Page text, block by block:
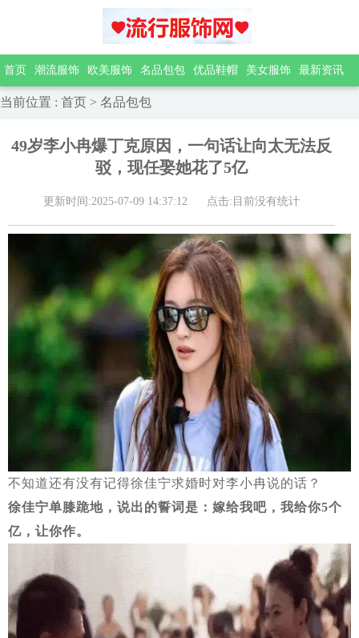
首页 潮流服饰 欧美服饰 名品包包 优品鞋帽 美女服饰 最新资讯
当前位置 : 首页 > 名品包包
49岁李小冉爆丁克原因，一句话让向太无法反
驳，现任娶她花了5亿
更新时间:2025-07-09 14:37:12 点击:目前没有统计
不知道还有没有记得徐佳宁求婚时对李小冉说的话？
徐佳宁单膝跪地，说出的誓词是：嫁给我吧，我给你5个
亿，让你作。